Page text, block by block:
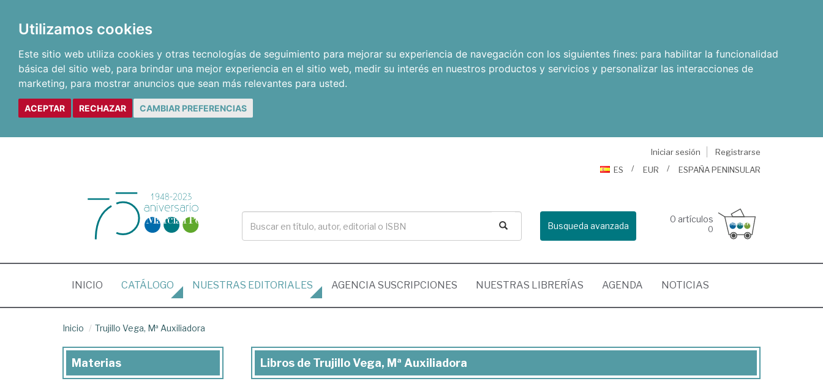
Utilizamos cookies
Este sitio web utiliza cookies y otras tecnologías de seguimiento para mejorar su experiencia de navegación con los siguientes fines: para habilitar la funcionalidad
básica del sitio web, para brindar una mejor experiencia en el sitio web, medir su interés en nuestros productos y servicios y personalizar las interacciones de
marketing, para mostrar anuncios que sean más relevantes para usted.
ACEPTAR RECHAZAR CAMBIAR PREFERENCIAS
Iniciar sesión
Registrarse
ES
EUR ESPAÑA PENINSULAR
Busqueda avanzada
0 artículos
0
INICIO (CURRENT)
CATÁLOGO NUESTRAS EDITORIALES AGENCIA SUSCRIPCIONES NUESTRAS LIBRERÍAS AGENDA NOTICIAS
Inicio Trujillo Vega, Mª Auxiliadora
Libros
Libros de Trujillo Vega, Mª Auxiliadora
Materias